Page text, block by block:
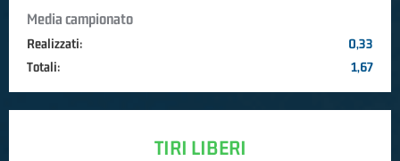
Media campionato
Realizzati:
0,33
Totali:
1,67
TIRI LIBERI